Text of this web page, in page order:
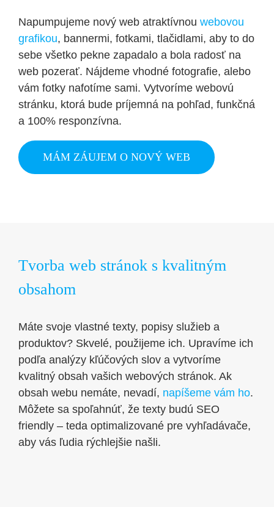
Napumpujeme nový web atraktívnou webovou
grafikou, bannermi, fotkami, tlačidlami, aby to do
sebe všetko pekne zapadalo a bola radosť na
web pozerať. Nájdeme vhodné fotografie, alebo
vám fotky nafotíme sami. Vytvoríme webovú
stránku, ktorá bude príjemná na pohľad, funkčná
a 100% responzívna.
MÁM ZÁUJEM O NOVÝ WEB
Tvorba web stránok s kvalitným
obsahom
Máte svoje vlastné texty, popisy služieb a
produktov? Skvelé, použijeme ich. Upravíme ich
podľa analýzy kľúčových slov a vytvoríme
kvalitný obsah vašich webových stránok. Ak
obsah webu nemáte, nevadí, napíšeme vám ho.
Môžete sa spoľahnúť, že texty budú SEO
friendly – teda optimalizované pre vyhľadávače,
aby vás ľudia rýchlejšie našli.